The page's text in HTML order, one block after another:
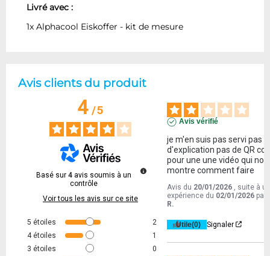
Livré avec :
1x Alphacool Eiskoffer - kit de mesure
Avis clients du produit
4/5
Basé sur 4 avis soumis à un
contrôle
Voir tous les avis sur ce site
5 étoiles
2
4 étoiles
1
3 étoiles
0
Avis vérifié
je m'en suis pas servi pas
d'explication pas de QR
pour une une vidéo qui
montre comment faire
Avis du 20/01/2026
, suite à
expérience du 02/01/2026 par
R.
Utile(0) Signaler